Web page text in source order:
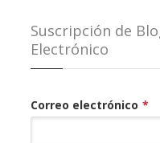
Suscripción de
Electrónico
Correo electrónico *